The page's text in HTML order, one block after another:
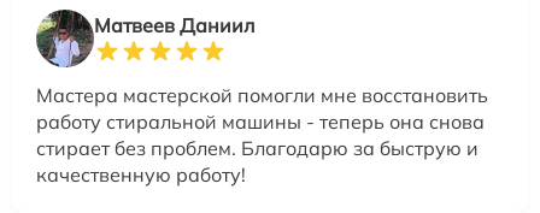
Матвеев Даниил
Мастера мастерской помогли мне восстановить
работу стиральной машины - теперь она снова
стирает без проблем. Благодарю за быструю и
качественную работу!